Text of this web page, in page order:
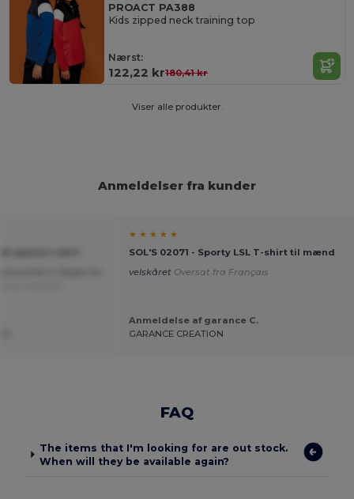
PROACT PA388
Kids zipped neck training top
Nærst:
122,22 kr180,41 kr
Viser alle produkter.
Anmeldelser fra kunder
★ ★ ★ ★ ★
SOL'S 02071 - Sporty LSL T-shirt til mænd
velskåret Oversat fra Français
Anmeldelse af garance C.
GARANCE CREATION
FAQ
The items that I'm looking for are out stock.
When will they be available again?